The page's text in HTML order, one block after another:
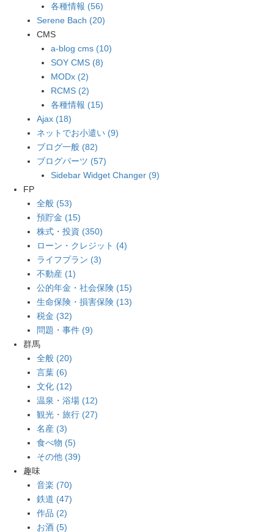
各種情報 (56)
Serene Bach (20)
CMS
a-blog cms (10)
SOY CMS (8)
MODx (2)
RCMS (2)
各種情報 (15)
Ajax (18)
ネットでお小遣い (9)
ブログ一般 (82)
ブログパーツ (57)
Sidebar Widget Changer (9)
FP
全般 (53)
預貯金 (15)
株式・投資 (350)
ローン・クレジット (4)
ライフプラン (3)
不動産 (1)
公的年金・社会保険 (15)
生命保険・損害保険 (13)
税金 (32)
問題・事件 (9)
群馬
全般 (20)
言葉 (6)
文化 (12)
温泉・浴場 (12)
観光・旅行 (27)
名産 (3)
食べ物 (5)
その他 (39)
趣味
音楽 (70)
鉄道 (47)
作品 (2)
お酒 (5)